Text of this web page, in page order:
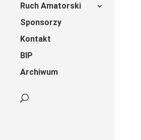
Ruch Amatorski
Sponsorzy
Kontakt
BIP
Archiwum